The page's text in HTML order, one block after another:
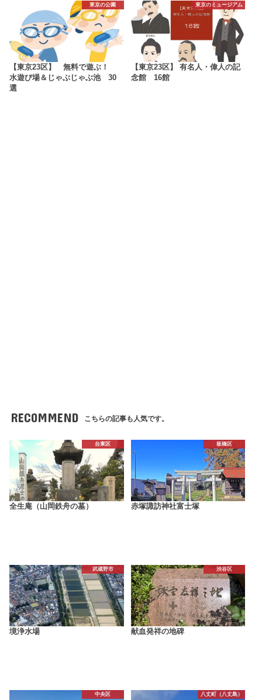
東京の公園
【東京23区】 無料で遊ぶ！
水遊び場＆じゃぶじゃぶ池 30
選
東京のミュージアム
【東京23区】 有名人・偉人の記
念館 16館
RECOMMEND こちらの記事も人気です。
台東区
全生庵（山岡鉄舟の墓）
板橋区
赤塚諏訪神社富士塚
武蔵野市
境浄水場
渋谷区
献血発祥の地碑
中央区 八丈町（八丈島）